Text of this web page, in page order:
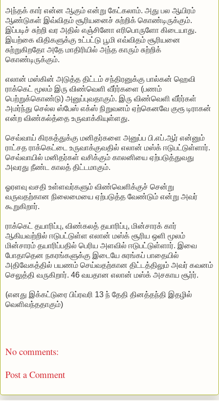
அந்தக் கார் என்ன ஆகும் என்று கேட்கலாம். அது பல ஆயிரம்
ஆண்டுகள் இவ்விதம் சூரியனைச் சுற்றிக் கொண்டிருக்கும்.
இப்படிச் சுற்றி வர அதில் எஞ்சினோ எரிபொருளோ கிடையாது.
இயற்கை விதிகளுக்கு உட்பட்டு பூமி எவ்விதம் சூரியனை
சுற்றுகிறதோ அதே மாதிரியில் அந்த காரும் சுற்றிக்
கொண்டிருக்கும்.
எலான் மஸ்கின் அடுத்த திட்டம் சந்திரனுக்கு பால்கன் ஹெவி
ராக்கெட் மூலம் இரு விண்வெளி வீர்ர்களை (பணம்
பெற்றுக்கொண்டு) அனுப்புவதாகும். இரு விண்வெளி வீர்ர்கள்
அமர்ந்து செல்ல ஸ்பேஸ் எக்ஸ் நிறுவனம் ஏற்கெனவே குரூ டிராகன்
என்ற விண்கல்த்தை உருவாக்கியுள்ளது.
செவ்வாய் கிரகத்துக்கு மனிதர்களை அனுப்ப பி.எப்.ஆர் என்னும்
ராட்சத ராக்கெட்டை உருவாக்குவதில் எலான் மஸ்க் ஈடுபட்டுள்ளார்.
செவ்வாயில் மனிதர்கள் வசிக்கும் காலனியை ஏற்படுத்துவது
அவரது நீண்ட காலத் திட்டமாகும்.
ஓரளவு வசதி உள்ளவர்களும் விண்வெளிக்குச் சென்று
வருவதற்கான நிலைமையை ஏற்படுத்த வேண்டும் என்று அவர்
கூறுகிறார்.
ராக்கெட் தயாரிப்பு, விண்கலத் தயாரிப்பு, மின்சாரக் கார்
ஆகியவற்றில் ஈடுபட்டுள்ள எலான் மஸ்க் சூரிய ஒளி மூலம்
மின்சாரம் தயாரிப்பதில் பெரிய அளவில் ஈடுபட்டுள்ளார். இவை
போதாதென நகரங்களுக்கு இடையே சுரங்கப் பாதையில்
அதிவேகத்தில் பயணம் செய்வதற்கான திட்டத்திலும் அவர் கவனம்
செலுத்தி வருகிறார். 46 வயதான எலான் மஸ்க் அசகாய சூர்ர்.
(எனது இக்கட்டுரை பிப்ரவரி 13 ந் தேதி தினத்தந்தி இதழில்
வெளிவந்ததாகும்)
No comments:
Post a Comment